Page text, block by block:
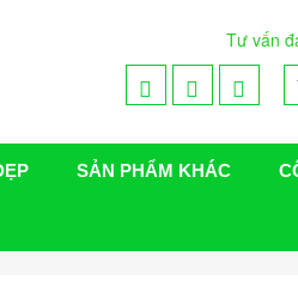
Tư vấn
SẢN PHẨM KHÁC